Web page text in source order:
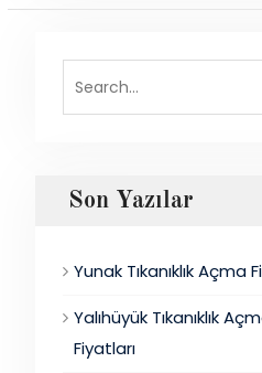
Son Yazılar
Yunak Tıkanıklık Açma
Yalıhüyük Tıkanıklık
Fiyatları